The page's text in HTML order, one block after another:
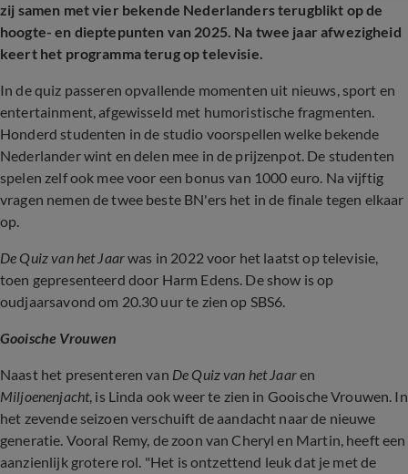
zij samen met vier bekende Nederlanders terugblikt op de
hoogte- en dieptepunten van 2025. Na twee jaar afwezigheid
keert het programma terug op televisie.
In de quiz passeren opvallende momenten uit nieuws, sport en
entertainment, afgewisseld met humoristische fragmenten.
Honderd studenten in de studio voorspellen welke bekende
Nederlander wint en delen mee in de prijzenpot. De studenten
spelen zelf ook mee voor een bonus van 1000 euro. Na vijftig
vragen nemen de twee beste BN'ers het in de finale tegen elkaar
op.
De Quiz van het Jaarwas in 2022 voor het laatst op televisie,
toen gepresenteerd door Harm Edens. De show is op
oudjaarsavond om 20.30 uur te zien op SBS6.
Gooische Vrouwen
Naast het presenteren van De Quiz van het Jaaren
Miljoenenjacht, is Linda ook weer te zien in Gooische Vrouwen. In
het zevende seizoen verschuift de aandacht naar de nieuwe
generatie. Vooral Remy, de zoon van Cheryl en Martin, heeft een
aanzienlijk grotere rol. "Het is ontzettend leuk dat je met de